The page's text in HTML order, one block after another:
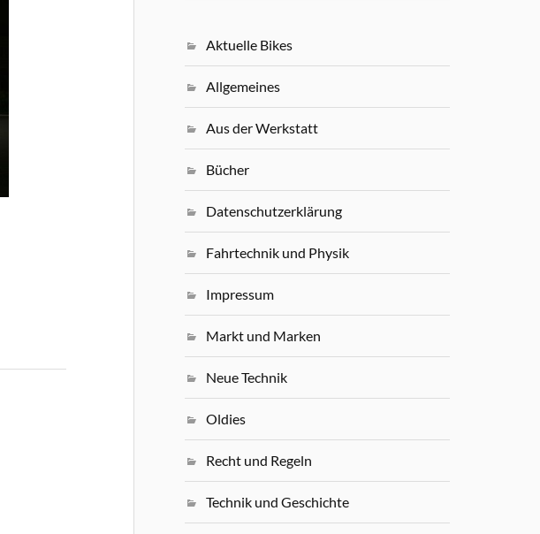
Aktuelle Bikes
Allgemeines
Aus der Werkstatt
Bücher
Datenschutzerklärung
Fahrtechnik und Physik
Impressum
Markt und Marken
Neue Technik
Oldies
Recht und Regeln
Technik und Geschichte